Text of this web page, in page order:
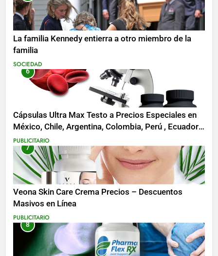
La familia Kennedy entierra a otro miembro de la
familia
SOCIEDAD
6
Cápsulas Ultra Max Testo a Precios Especiales en
México, Chile, Argentina, Colombia, Perú , Ecuador,
Costa Rica y Más
PUBLICITARIO
7
Veona Skin Care Crema Precios – Descuentos
Masivos en Línea
PUBLICITARIO
8